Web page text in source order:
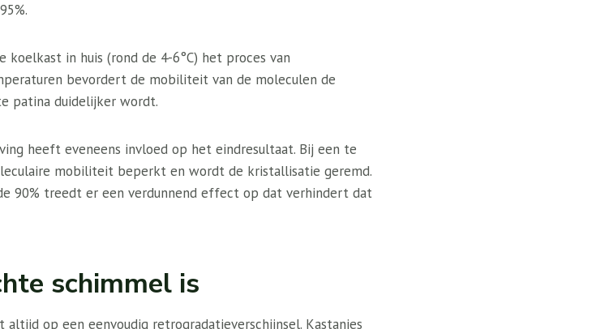
koelkast in huis (rond de 4-6°C) het proces van
bevordert de mobiliteit van de moleculen de
patina duidelijker wordt.
heeft eveneens invloed op het eindresultaat. Bij een te
mobiliteit beperkt en wordt de kristallisatie geremd.
90% treedt er een verdunnend effect op dat verhindert dat
schimmel is
op een eenvoudig retrogradatieverschijnsel. Kastanjes